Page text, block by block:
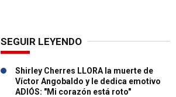
SEGUIR LEYENDO
Shirley Cherres LLORA la muerte de
Víctor Angobaldo y le dedica emotivo
ADIÓS: "Mi corazón está roto"